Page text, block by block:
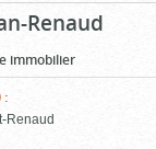
Renaud
immobilier
:
Renaud